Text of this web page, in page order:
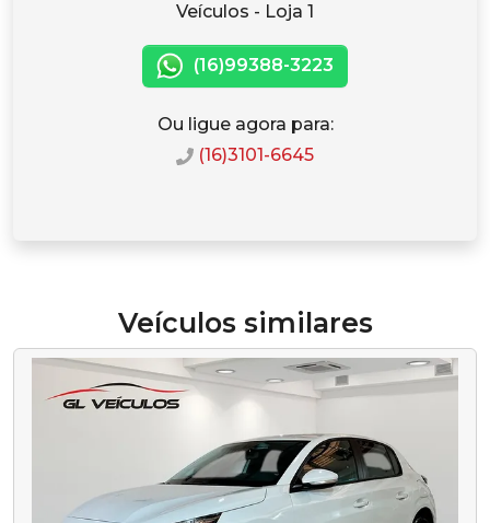
Veículos - Loja 1
(16)99388-3223
Ou ligue agora para:
(16)3101-6645
Veículos similares